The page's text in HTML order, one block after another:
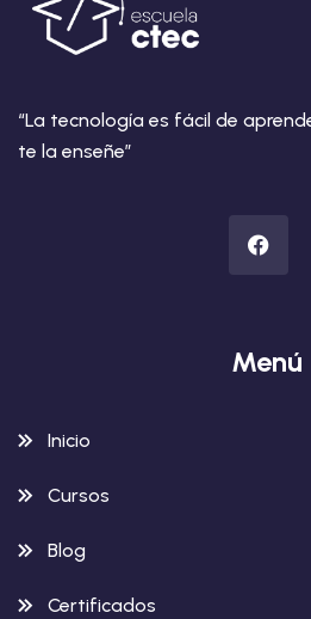
“La tecnología es fácil de
te la enseñe”
Menú
Inicio
Cursos
Blog
Certificados